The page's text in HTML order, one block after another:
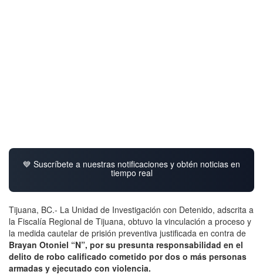
💙 Suscríbete a nuestras notificaciones y obtén noticias en
tiempo real
Tijuana, BC.- La Unidad de Investigación con Detenido, adscrita a
la Fiscalía Regional de Tijuana, obtuvo la vinculación a proceso y
la medida cautelar de prisión preventiva justificada en contra de
Brayan Otoniel “N”, por su presunta responsabilidad en el
delito de robo calificado cometido por dos o más personas
armadas y ejecutado con violencia.